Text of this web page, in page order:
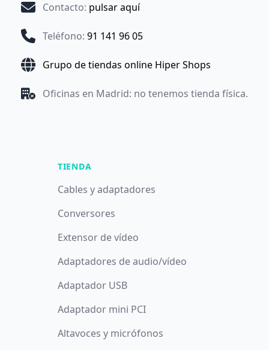
Contacto: pulsar aquí
Teléfono: 91 141 96 05
Grupo de tiendas online Hiper Shops
Oficinas en Madrid: no tenemos tienda física.
TIENDA
Cables y adaptadores
Conversores
Extensor de vídeo
Adaptadores de audio/vídeo
Adaptador USB
Adaptador mini PCI
Altavoces y micrófonos